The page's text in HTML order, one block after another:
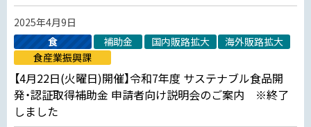
2025年4月9日
食
補助金 国内販路拡大
海外販路拡大
食産業振興課
【4月22日(火曜日)開催】令和7年度 サステナブル食品開
発・認証取得補助金 申請者向け説明会のご案内 ※終了
しました